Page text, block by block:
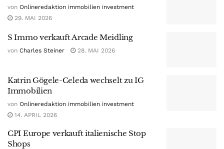
von Onlineredaktion immobilien investment
29. MAI 2026
S Immo verkauft Arcade Meidling
von Charles Steiner 28. MAI 2026
Katrin Gögele-Celeda wechselt zu IG
Immobilien
von Onlineredaktion immobilien investment
14. APRIL 2026
CPI Europe verkauft italienische Stop
Shops